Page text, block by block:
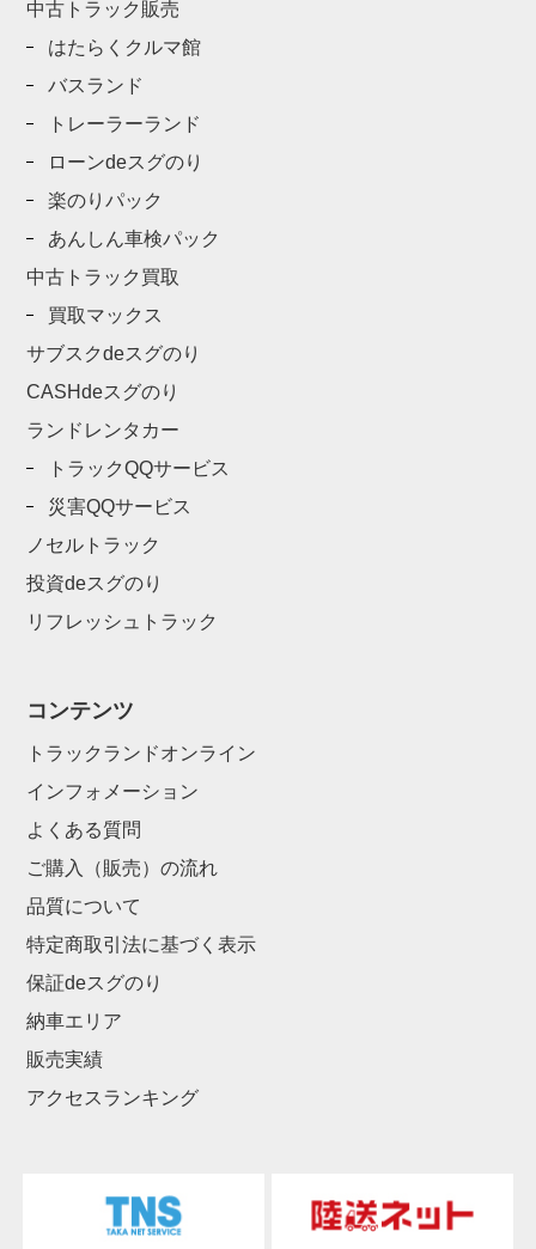
中古トラック販売
はたらくクルマ館
バスランド
トレーラーランド
ローンdeスグのり
楽のりパック
あんしん車検パック
中古トラック買取
買取マックス
サブスクdeスグのり
CASHdeスグのり
ランドレンタカー
トラックQQサービス
災害QQサービス
ノセルトラック
投資deスグのり
リフレッシュトラック
コンテンツ
トラックランドオンライン
インフォメーション
よくある質問
ご購入（販売）の流れ
品質について
特定商取引法に基づく表示
保証deスグのり
納車エリア
販売実績
アクセスランキング